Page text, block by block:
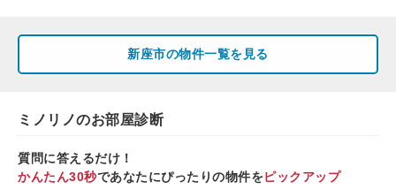
新座市の物件一覧を見る
ミノリノのお部屋診断
質問に答えるだけ！
かんたん30秒であなたにぴったりの物件をピックアップ